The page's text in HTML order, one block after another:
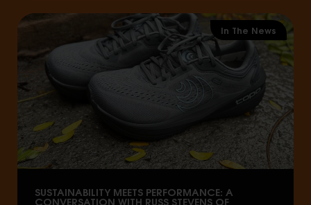
In The News
SUSTAINABILITY MEETS PERFORMANCE: A
CONVERSATION WITH RUSS STEVENS OF